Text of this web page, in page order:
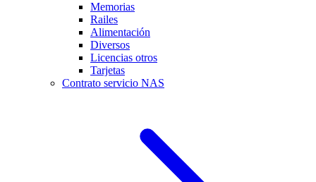
Memorias
Railes
Alimentación
Diversos
Licencias otros
Tarjetas
Contrato servicio NAS